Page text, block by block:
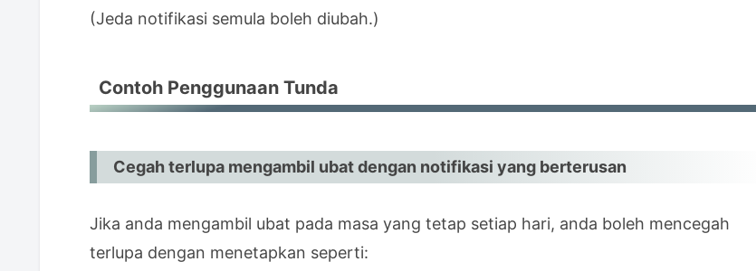
(Jeda notifikasi semula boleh diubah.)
Contoh Penggunaan Tunda
Cegah terlupa mengambil ubat dengan notifikasi yang berterusan
Jika anda mengambil ubat pada masa yang tetap setiap hari, anda boleh mencegah
terlupa dengan menetapkan seperti: